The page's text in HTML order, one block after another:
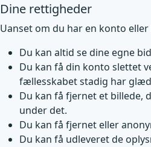
Dine rettigheder
Uanset om du har en konto
Du kan altid se dine egne
Du kan få din konto slettet
fællesskabet stadig har
Du kan få fjernet et billede,
under det.
Du kan få fjernet eller
Du kan få udleveret de